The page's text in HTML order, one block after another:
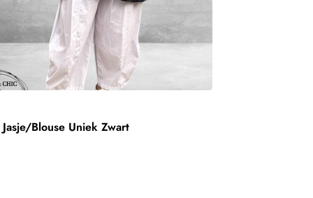
Frenzi Jasje/Blouse Uniek Zwart